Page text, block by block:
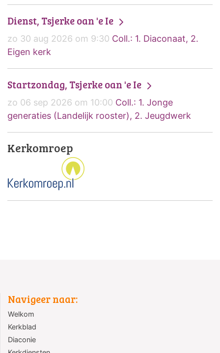
Dienst, Tsjerke oan 'e Ie
zo 30 aug 2026 om 9:30 Coll.: 1. Diaconaat, 2.
Eigen kerk
Startzondag, Tsjerke oan 'e Ie
zo 06 sep 2026 om 10:00 Coll.: 1. Jonge
generaties (Landelijk rooster), 2. Jeugdwerk
Kerkomroep
Navigeer naar:
Welkom
Kerkblad
Diaconie